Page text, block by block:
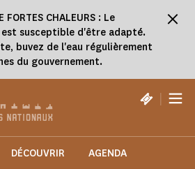
FORTES CHALEURS : Le
susceptible d'être adapté.
buvez de l'eau régulièrement
du gouvernement.
|
DÉCOUVRIR AGENDA